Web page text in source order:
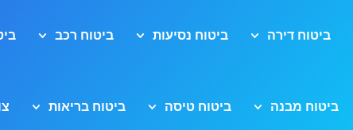
ביטוח דירה ביטוח נסיעות ביטוח רכב
ביטוח מבנה ביטוח טיסה ביטוח בריאות